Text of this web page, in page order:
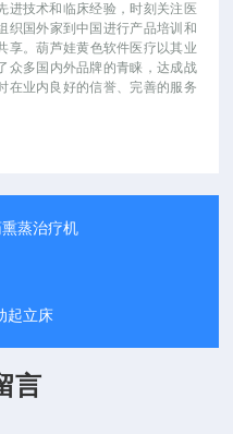
进技术和临床经验，时刻关注医
组织国外家到中国进行产品培训和
享。葫芦娃黄色软件医疗以其业
了众多国内外品牌的青睐，达成战
在业内良好的信誉、完善的服务
蒸治疗机
起立床
言